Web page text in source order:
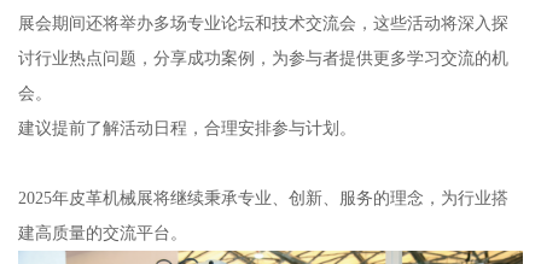
展会期间还将举办多场专业论坛和技术交流会，这些活动将深入探
讨行业热点问题，分享成功案例，为参与者提供更多学习交流的机
会。
建议提前了解活动日程，合理安排参与计划。
2025年皮革机械展将继续秉承专业、创新、服务的理念，为行业搭
建高质量的交流平台。